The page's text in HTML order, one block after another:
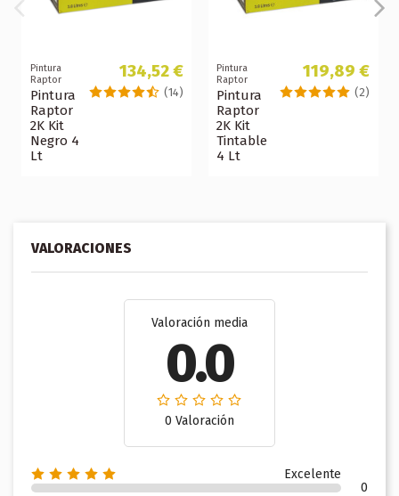
Pintura
Raptor
Pintura
Raptor
2K Kit
Negro 4
Lt
134,52 €
(14)
Pintura
Raptor
Pintura
Raptor
2K Kit
Tintable
4 Lt
119,89 €
(2)
VALORACIONES
Valoración media
0.0
0 Valoración
Excelente
0